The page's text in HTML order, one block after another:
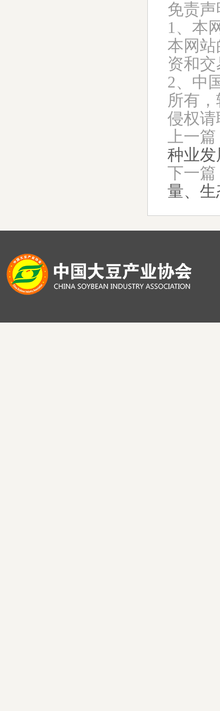
免责
1、本
本网
资和
2、中
所有
侵权请
上一
种业发
下一篇
量、生